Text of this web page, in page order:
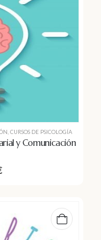
,CURSOS DE PSICOLOGÍA
y Comunicación